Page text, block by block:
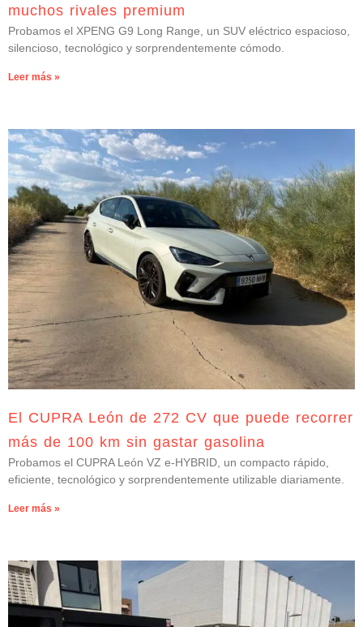
muchos rivales premium
Probamos el XPENG G9 Long Range, un SUV eléctrico espacioso,
silencioso, tecnológico y sorprendentemente cómodo.
Leer más »
El CUPRA León de 272 CV que puede recorrer
más de 100 km sin gastar gasolina
Probamos el CUPRA León VZ e-HYBRID, un compacto rápido,
eficiente, tecnológico y sorprendentemente utilizable diariamente.
Leer más »